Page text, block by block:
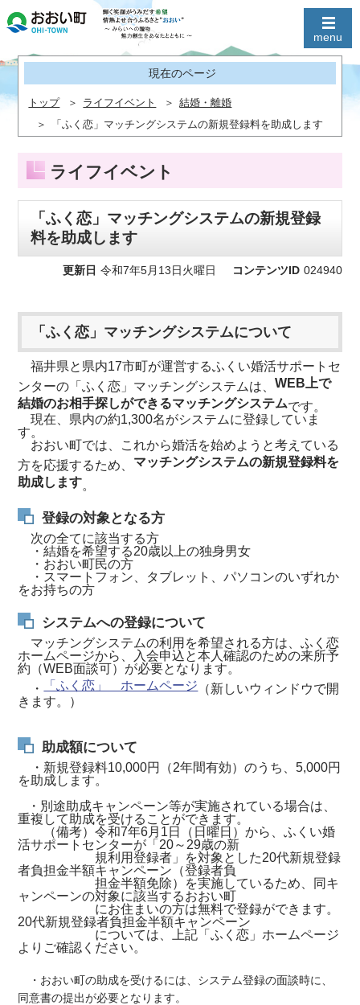
現在のページ
トップ ライフイベント
結婚・離婚
「ふく恋」マッチングシステムの新規登録料を助成します
ライフイベント
「ふく恋」マッチングシステムの新規登録
料を助成します
更新日 令和7年5月13日火曜日 コンテンツID 024940
「ふく恋」マッチングシステムについて
福井県と県内17市町が運営するふくい婚活サポートセ
ンターの「ふく恋」マッチングシステムは、 WEB上で
結婚のお相手探しができるマッチングシステムです。
現在、県内の約1,300名がシステムに登録していま
す。
おおい町では、これから婚活を始めようと考えている
方を応援するため、 マッチングシステムの新規登録料を
助成します。
登録の対象となる方
次の全てに該当する方
・結婚を希望する20歳以上の独身男女
・おおい町民の方
・スマートフォン、タブレット、パソコンのいずれか
をお持ちの方
システムへの登録について
マッチングシステムの利用を希望される方は、ふく恋
ホームページから、入会申込と本人確認のための来所予
約（WEB面談可）が必要となります。
・ 「ふく恋」 ホームページ（新しいウィンドウで開
きます。）
助成額について
・新規登録料10,000円（2年間有効）のうち、5,000円
を助成します。
・別途助成キャンペーン等が実施されている場合は、
重複して助成を受けることができます。
（備考）令和7年6月1日（日曜日）から、ふくい婚
活サポートセンターが「20～29歳の新
規利用登録者」を対象とした20代新規登録
者負担金半額キャンペーン（登録者負
担金半額免除）を実施しているため、同キ
ャンペーンの対象に該当するおおい町
にお住まいの方は無料で登録ができます。
20代新規登録者負担金半額キャンペーン
については、上記「ふく恋」ホームページ
よりご確認ください。
・おおい町の助成を受けるには、システム登録の面談時に、
同意書の提出が必要となります。